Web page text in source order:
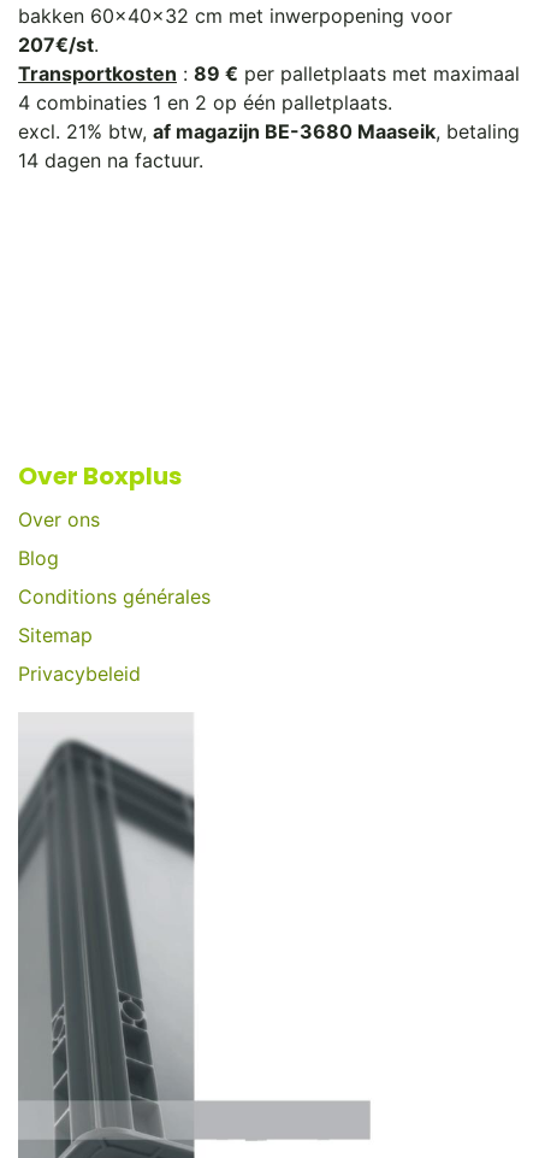
bakken 60x40x32 cm met inwerpopening voor
207€/st.
Transportkosten : 89 € per palletplaats met maximaal
4 combinaties 1 en 2 op één palletplaats.
excl. 21% btw, af magazijn BE-3680 Maaseik, betaling
14 dagen na factuur.
Over Boxplus
Over ons
Blog
Conditions générales
Sitemap
Privacybeleid